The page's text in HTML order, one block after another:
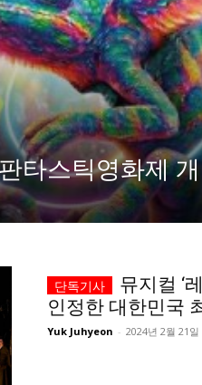
자유게시판
서비스
이니셔티브 커리어
자유게시판
서비스
이니셔티브 커리어
타스틱영화제
뮤지컬 ‘
인정한 대한민국
Yuk Juhyeon - 2024년 2월 21일